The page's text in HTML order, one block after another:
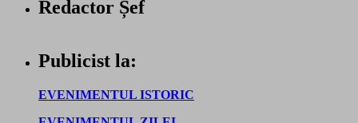
Redactor Șef
Publicist la:
EVENIMENTUL ISTORIC